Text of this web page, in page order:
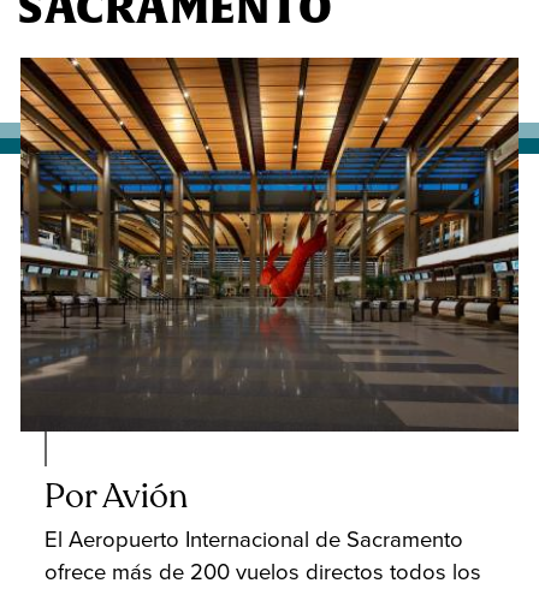
Por Avión
El Aeropuerto Internacional de Sacramento
ofrece más de 200 vuelos directos todos los